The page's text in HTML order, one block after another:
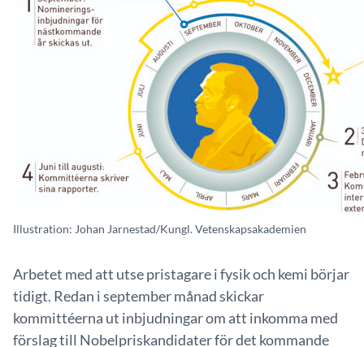
Illustration: Johan Jarnestad/Kungl. Vetenskapsakademien
Arbetet med att utse pristagare i fysik och kemi börjar
tidigt. Redan i september månad skickar
kommittéerna ut inbjudningar om att inkomma med
förslag till Nobelpriskandidater för det kommande